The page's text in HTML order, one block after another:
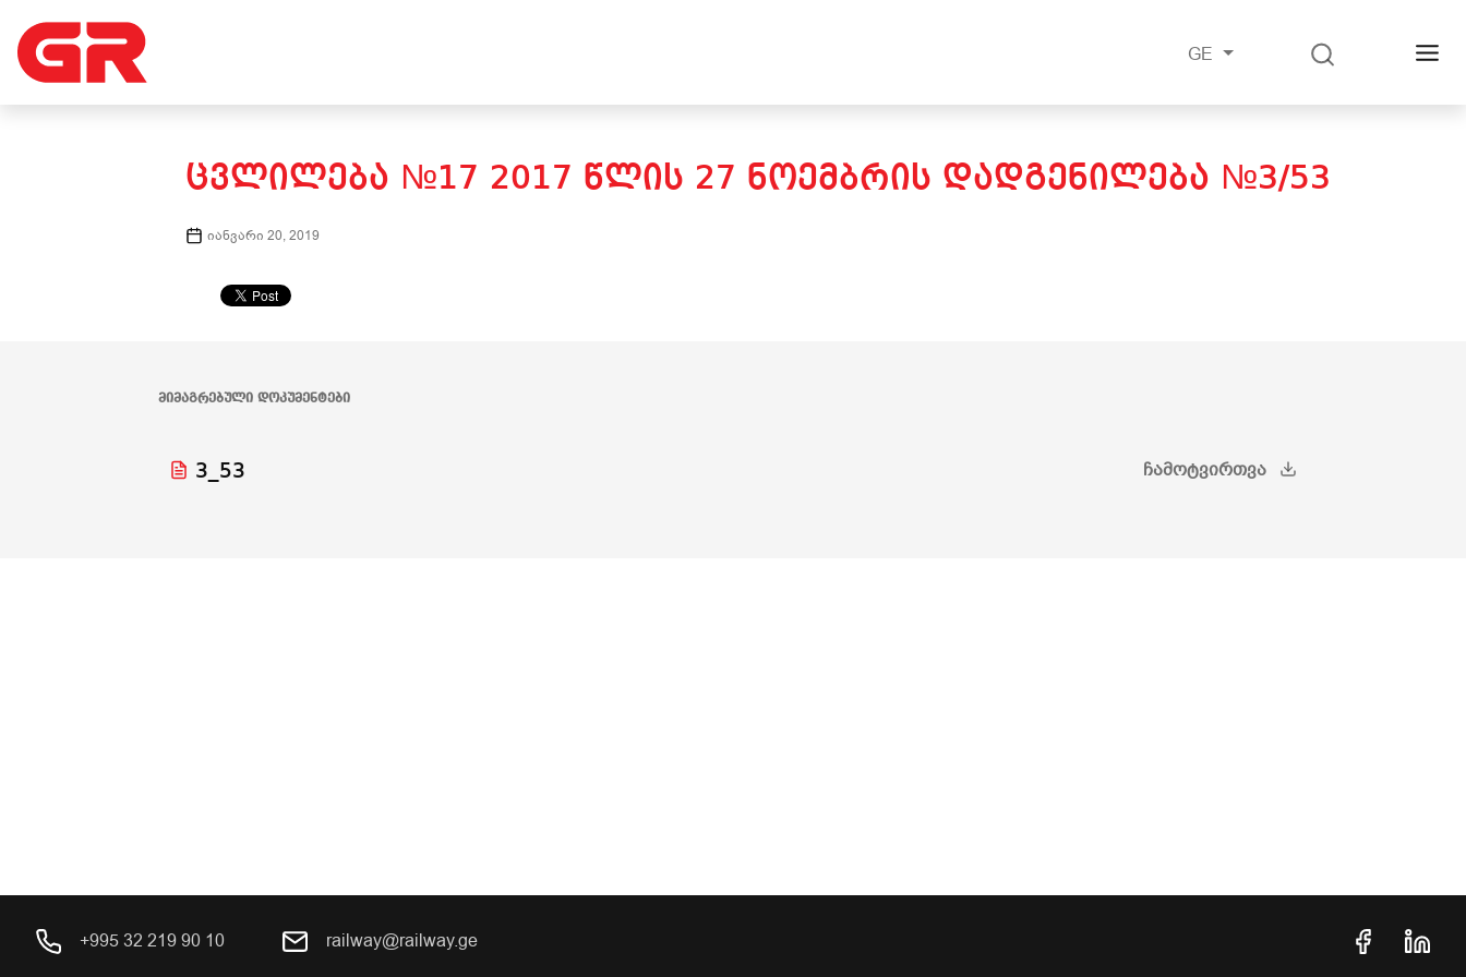
GE
ᲪᲕᲚᲘᲚᲔᲑᲐ №17 2017 ᲬᲚᲘᲡ 27 ᲜᲝᲔᲛᲑᲠᲘᲡ ᲓᲐᲓᲒᲔᲜᲘᲚᲔᲑᲐ №3/53
იანვარი 20, 2019
ᲛᲘᲛᲐᲒᲠᲔᲑᲣᲚᲘ ᲓᲝᲙᲣᲛᲔᲜᲢᲔᲑᲘ
3_53 ᲩᲐᲛᲝᲢᲕᲘᲠᲗᲕᲐ
+995 32 219 90 10 railway@railway.ge